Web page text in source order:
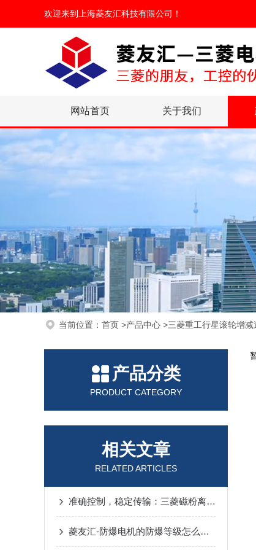
欢迎来到 上海菱友汇科技有限公司 ！
网站首页 关于我们
当前位置： 首页 >产品中心 >三菱重工行星滚轮增减
产品分类
PRODUCT CATEGORY
相关文章
RELATED ARTICLES
准确控制，稳定传输：三菱磁粉离合器的技术革新
菱友汇-防爆电机的防爆等级怎么划分？